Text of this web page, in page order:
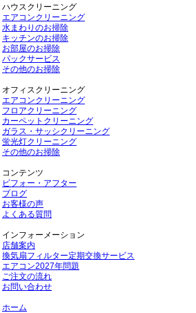
ハウスクリーニング
エアコンクリーニング
水まわりのお掃除
キッチンのお掃除
お部屋のお掃除
パックサービス
その他のお掃除
オフィスクリーニング
エアコンクリーニング
フロアクリーニング
カーペットクリーニング
ガラス・サッシクリーニング
蛍光灯クリーニング
その他のお掃除
コンテンツ
ビフォー・アフター
ブログ
お客様の声
よくある質問
インフォーメーション
店舗案内
換気扇フィルター定期交換サービス
エアコン2027年問題
ご注文の流れ
お問い合わせ
ホーム